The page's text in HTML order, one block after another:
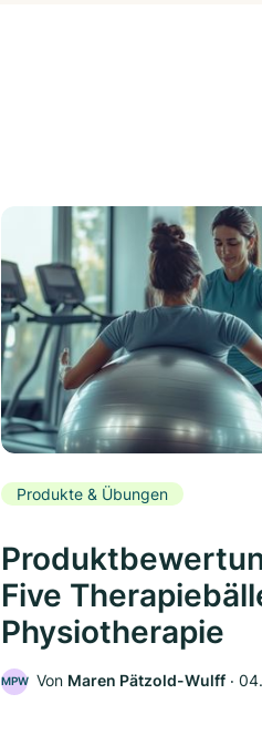
Produkte & Übungen
Five
Physiotherapie
MPW Von Maren Pätzold-Wulff ‧